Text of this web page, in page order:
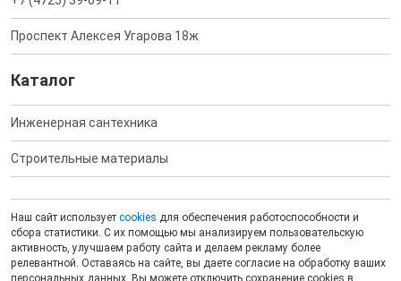
Проспект Алексея Угарова 18ж
Каталог
Инженерная сантехника
Строительные материалы
Наш сайт использует cookies для обеспечения работоспособности и
сбора статистики. С их помощью мы анализируем пользовательскую
активность, улучшаем работу сайта и делаем рекламу более
релевантной. Оставаясь на сайте, вы даете согласие на обработку ваших
персональных данных. Вы можете отключить сохранение cookies в